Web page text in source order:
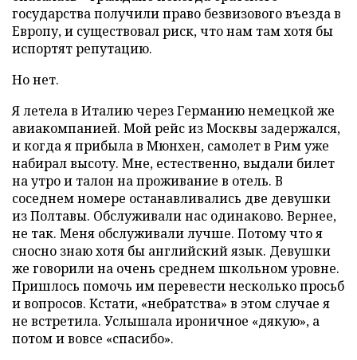
государства получили право безвизового въезда в
Европу, и существовал риск, что нам там хотя бы
испортят репутацию.
Но нет.
Я летела в Италию через Германию немецкой же
авиакомпанией. Мой рейс из Москвы задержался,
и когда я прибыла в Мюнхен, самолет в Рим уже
набирал высоту. Мне, естественно, выдали билет
на утро и талон на проживание в отель. В
соседнем номере останавливались две девушки
из Полтавы. Обслуживали нас одинаково. Вернее,
не так. Меня обслуживали лучше. Потому что я
сносно знаю хотя бы английский язык. Девушки
же говорили на очень среднем школьном уровне.
Пришлось помочь им перевести несколько просьб
и вопросов. Кстати, «небратства» в этом случае я
не встретила. Услышала ироничное «дякую», а
потом и вовсе «спасибо».